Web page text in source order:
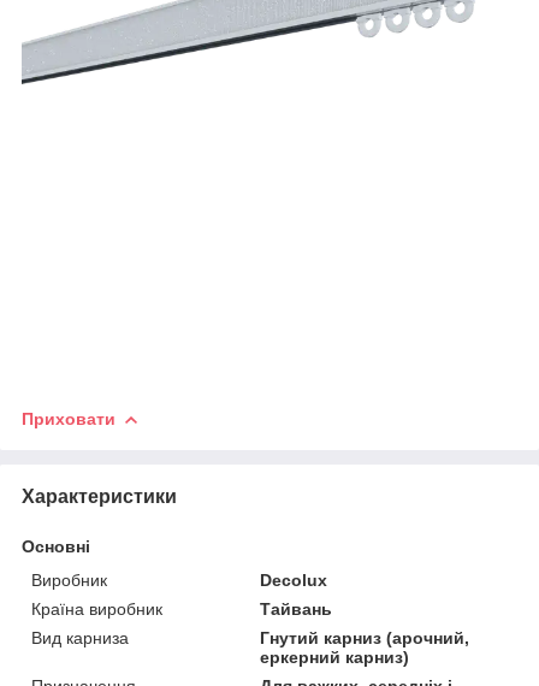
Приховати
Характеристики
Основні
Виробник
Decolux
Країна виробник
Тайвань
Вид карниза
Гнутий карниз (арочний,
еркерний карниз)